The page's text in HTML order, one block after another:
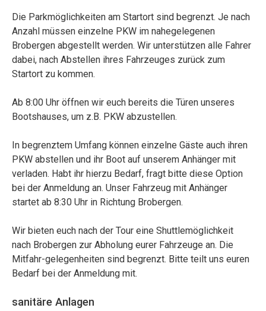
Die Parkmöglichkeiten am Startort sind begrenzt. Je nach
Anzahl müssen einzelne PKW im nahegelegenen
Brobergen abgestellt werden. Wir unterstützen alle Fahrer
dabei, nach Abstellen ihres Fahrzeuges zurück zum
Startort zu kommen.
Ab 8:00 Uhr öffnen wir euch bereits die Türen unseres
Bootshauses, um z.B. PKW abzustellen.
In begrenztem Umfang können einzelne Gäste auch ihren
PKW abstellen und ihr Boot auf unserem Anhänger mit
verladen. Habt ihr hierzu Bedarf, fragt bitte diese Option
bei der Anmeldung an. Unser Fahrzeug mit Anhänger
startet ab 8:30 Uhr in Richtung Brobergen.
Wir bieten euch nach der Tour eine Shuttlemöglichkeit
nach Brobergen zur Abholung eurer Fahrzeuge an. Die
Mitfahr-gelegenheiten sind begrenzt. Bitte teilt uns euren
Bedarf bei der Anmeldung mit.
sanitäre Anlagen